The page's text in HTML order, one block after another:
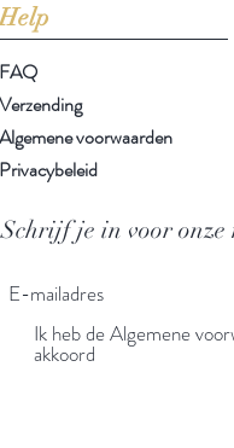
Help
FAQ
Verzending
Algemene voorwaarden
Privacybeleid
Schrijf je in voor onze
Ik heb de Algemene
akkoord